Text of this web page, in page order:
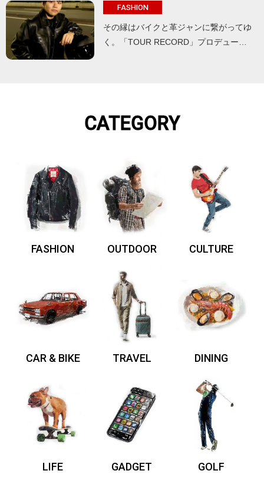
FASHION
その縁はバイクと革ジャンに繋がってゆ
く。「TOUR RECORD」プロデュー…
CATEGORY
FASHION OUTDOOR CULTURE
CAR & BIKE TRAVEL DINING
LIFE GADGET GOLF